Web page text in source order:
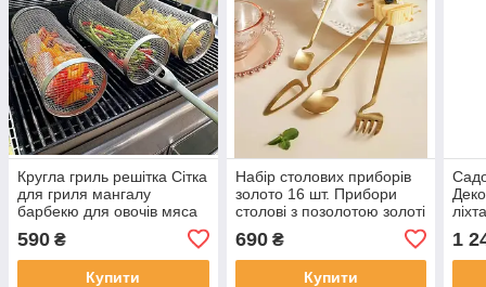
Кругла гриль решітка Сітка
для гриля мангалу
барбекю для овочів мяса
грибів 20*9 циліндрична з
нержавійки для вогнища
590 ₴
Купити
Набір столових приборів
золото 16 шт. Прибори
столові з позолотою золоті
із золотистим відтінком з
нержавіючої сталі голд
690₴
Купити
1